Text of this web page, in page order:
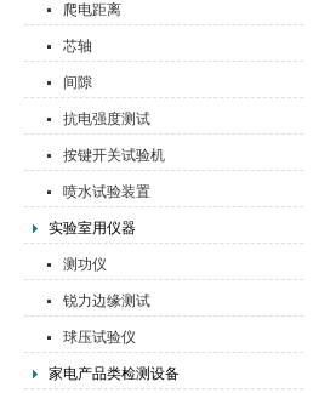
爬电距离
芯轴
间隙
抗电强度测试
按键开关试验机
喷水试验装置
实验室用仪器
测功仪
锐力边缘测试
球压试验仪
家电产品类检测设备